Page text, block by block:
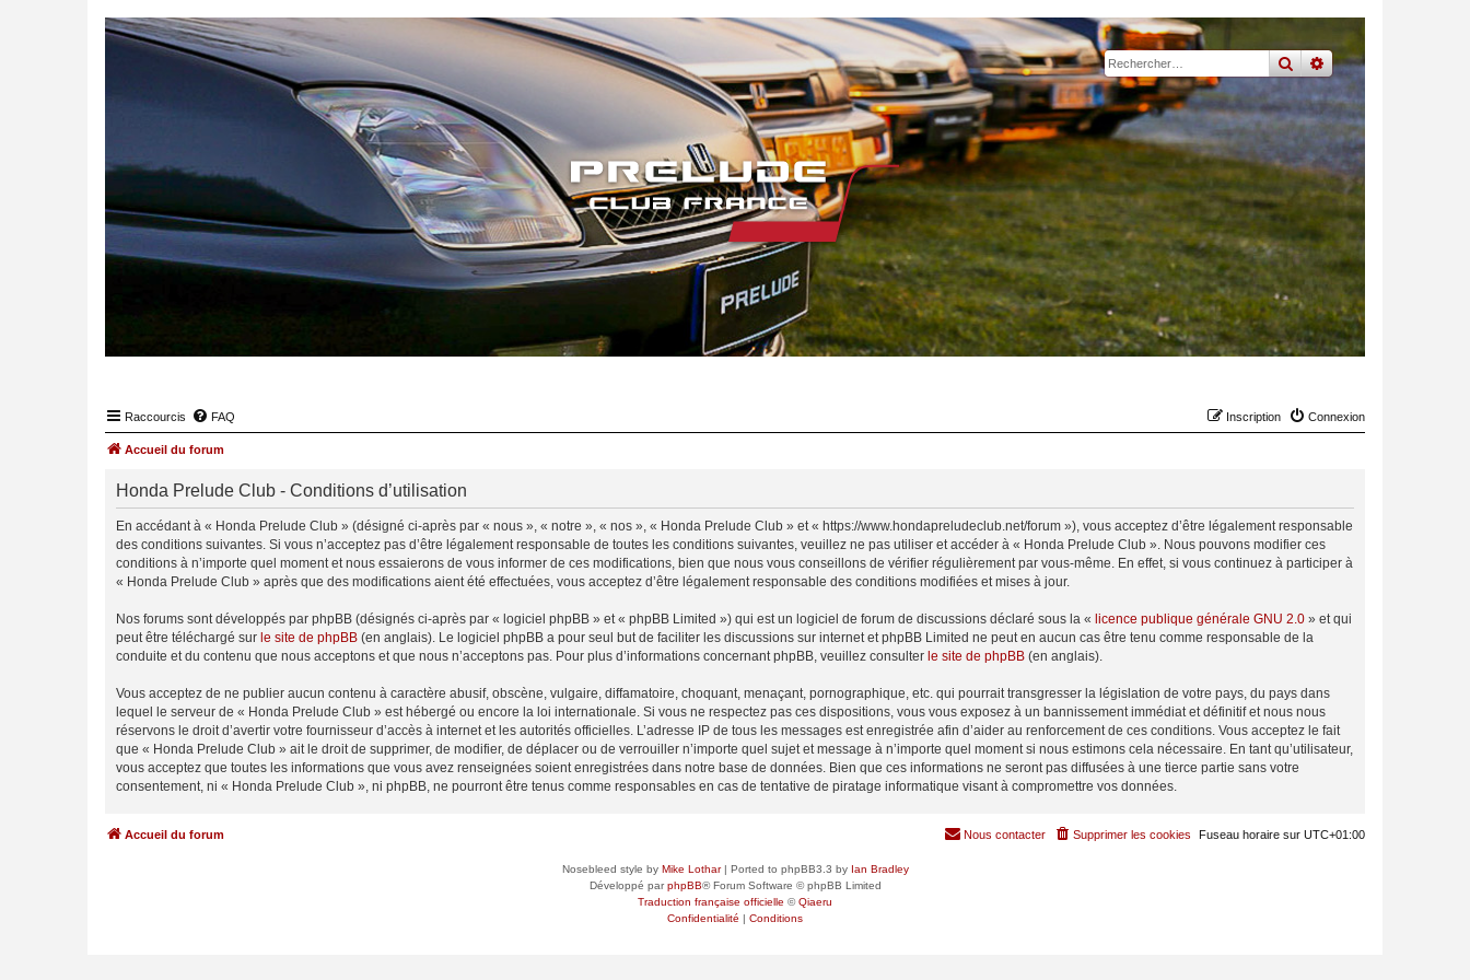
rechercher
recherche
Raccourcis FAQ Connexion
Inscription
Accueil du forum
Honda Prelude Club - Conditions d’utilisation
En accédant à « Honda Prelude Club » (désigné ci-après par « nous », « notre », « nos », « Honda Prelude Club » et « https://www.hondapreludeclub.net/forum »), vous acceptez d’être légalement responsable
des conditions suivantes. Si vous n’acceptez pas d’être légalement responsable de toutes les conditions suivantes, veuillez ne pas utiliser et accéder à « Honda Prelude Club ». Nous pouvons modifier ces
conditions à n’importe quel moment et nous essaierons de vous informer de ces modifications, bien que nous vous conseillons de vérifier régulièrement par vous-même. En effet, si vous continuez à participer à
« Honda Prelude Club » après que des modifications aient été effectuées, vous acceptez d’être légalement responsable des conditions modifiées et mises à jour.
Nos forums sont développés par phpBB (désignés ci-après par « logiciel phpBB » et « phpBB Limited ») qui est un logiciel de forum de discussions déclaré sous la « licence publique générale GNU 2.0 » et qui
peut être téléchargé sur le site de phpBB (en anglais). Le logiciel phpBB a pour seul but de faciliter les discussions sur internet et phpBB Limited ne peut en aucun cas être tenu comme responsable de la
conduite et du contenu que nous acceptons et que nous n’acceptons pas. Pour plus d’informations concernant phpBB, veuillez consulter le site de phpBB (en anglais).
Vous acceptez de ne publier aucun contenu à caractère abusif, obscène, vulgaire, diffamatoire, choquant, menaçant, pornographique, etc. qui pourrait transgresser la législation de votre pays, du pays dans
lequel le serveur de « Honda Prelude Club » est hébergé ou encore la loi internationale. Si vous ne respectez pas ces dispositions, vous vous exposez à un bannissement immédiat et définitif et nous nous
réservons le droit d’avertir votre fournisseur d’accès à internet et les autorités officielles. L’adresse IP de tous les messages est enregistrée afin d’aider au renforcement de ces conditions. Vous acceptez le fait
que « Honda Prelude Club » ait le droit de supprimer, de modifier, de déplacer ou de verrouiller n’importe quel sujet et message à n’importe quel moment si nous estimons cela nécessaire. En tant qu’utilisateur,
vous acceptez que toutes les informations que vous avez renseignées soient enregistrées dans notre base de données. Bien que ces informations ne seront pas diffusées à une tierce partie sans votre
consentement, ni « Honda Prelude Club », ni phpBB, ne pourront être tenus comme responsables en cas de tentative de piratage informatique visant à compromettre vos données.
Accueil du forum Fuseau horaire sur UTC+01:00
Supprimer les cookies
Nous contacter
Nosebleed style by Mike Lothar| Ported to phpBB3.3 by Ian Bradley
Développé parphpBB® Forum Software © phpBB Limited
Traduction française officielle ©Qiaeru
Confidentialité | Conditions